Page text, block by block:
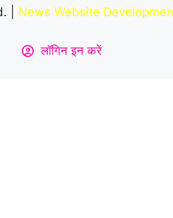
| News Website
लॉगिन इन करें